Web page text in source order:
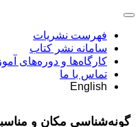
فهرست نشریات
سامانه نشر کتاب
کارگاه‌ها و دوره‌های
تماس با ما
English
گونه‌شناسی مکان و